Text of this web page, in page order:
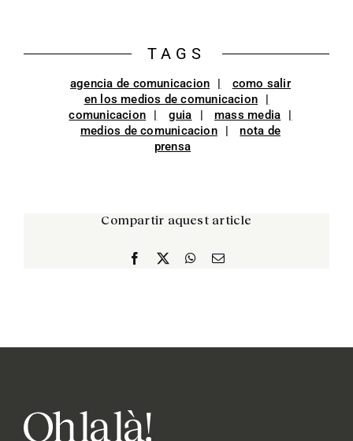
TAGS
agencia de comunicacion
como salir
en los medios de comunicacion
comunicacion
guia
mass media
medios de comunicacion
nota de
prensa
Compartir aquest article
Facebook WhatsApp
Correo